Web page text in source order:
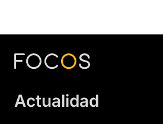
Actualidad